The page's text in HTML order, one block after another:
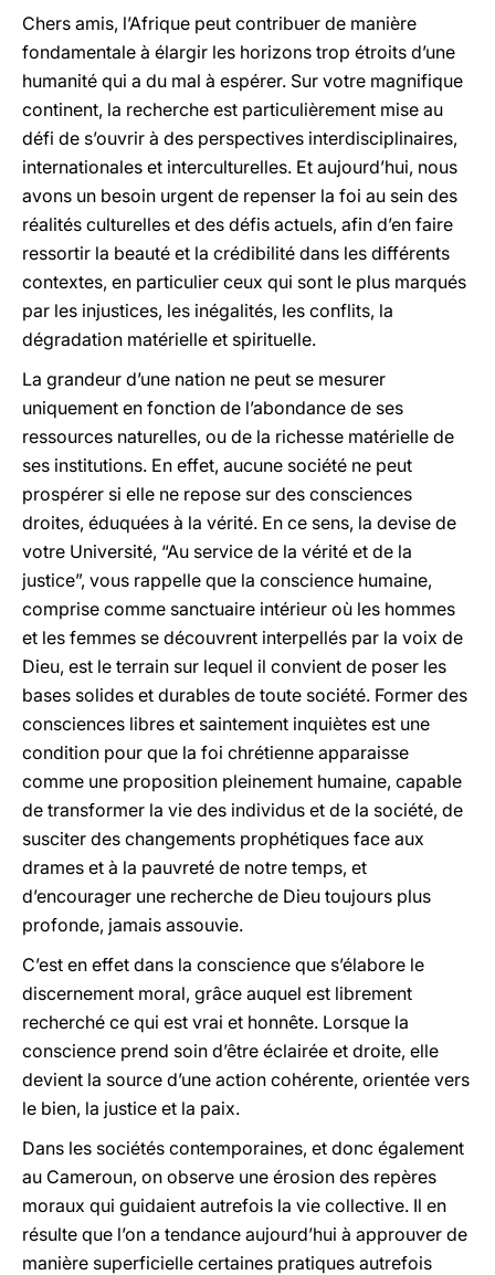
Chers amis, l’Afrique peut contribuer de manière
fondamentale à élargir les horizons trop étroits d’une
humanité qui a du mal à espérer. Sur votre magnifique
continent, la recherche est particulièrement mise au
défi de s’ouvrir à des perspectives interdisciplinaires,
internationales et interculturelles. Et aujourd’hui, nous
avons un besoin urgent de repenser la foi au sein des
réalités culturelles et des défis actuels, afin d’en faire
ressortir la beauté et la crédibilité dans les différents
contextes, en particulier ceux qui sont le plus marqués
par les injustices, les inégalités, les conflits, la
dégradation matérielle et spirituelle.
La grandeur d’une nation ne peut se mesurer
uniquement en fonction de l’abondance de ses
ressources naturelles, ou de la richesse matérielle de
ses institutions. En effet, aucune société ne peut
prospérer si elle ne repose sur des consciences
droites, éduquées à la vérité. En ce sens, la devise de
votre Université, “Au service de la vérité et de la
justice”, vous rappelle que la conscience humaine,
comprise comme sanctuaire intérieur où les hommes
et les femmes se découvrent interpellés par la voix de
Dieu, est le terrain sur lequel il convient de poser les
bases solides et durables de toute société. Former des
consciences libres et saintement inquiètes est une
condition pour que la foi chrétienne apparaisse
comme une proposition pleinement humaine, capable
de transformer la vie des individus et de la société, de
susciter des changements prophétiques face aux
drames et à la pauvreté de notre temps, et
d’encourager une recherche de Dieu toujours plus
profonde, jamais assouvie.
C’est en effet dans la conscience que s’élabore le
discernement moral, grâce auquel est librement
recherché ce qui est vrai et honnête. Lorsque la
conscience prend soin d’être éclairée et droite, elle
devient la source d’une action cohérente, orientée vers
le bien, la justice et la paix.
Dans les sociétés contemporaines, et donc également
au Cameroun, on observe une érosion des repères
moraux qui guidaient autrefois la vie collective. Il en
résulte que l’on a tendance aujourd’hui à approuver de
manière superficielle certaines pratiques autrefois